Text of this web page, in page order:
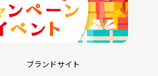
ブランドサイト